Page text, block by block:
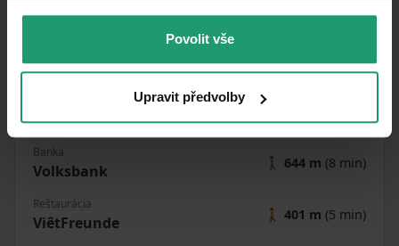
Povolit vše
Upravit předvolby
MHD
Martin-Luther-Straße
Pošta 🚘1 928 m(5 min)
Traditionsbäckerei Schreiner
Banka
Volksbank 🚶 644 m (8 min)
Reštaurácia
ViêtFreunde 🚶 401 m (5 min)